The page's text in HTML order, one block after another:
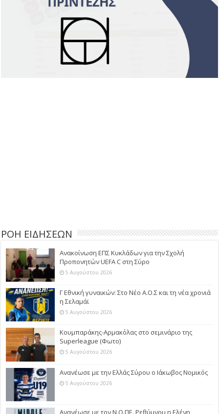
ΡΟΗ ΕΙΔΗΣΕΩΝ
Ανακοίνωση ΕΠΣ Κυκλάδων για την Σχολή
Προπονητών UEFA C στη Σύρο
5 Αυγούστου 2026
Γ Εθνική γυναικών: Στο Νέο Α.Ο.Σ και τη νέα χρονιά
η Σελαμάϊ
5 Αυγούστου 2026
Κουμπαράκης-Αρμακόλας στο σεμινάριο της
Superleague (Φωτο)
5 Αυγούστου 2026
Ανανέωσε με την Ελλάς Σύρου ο Ιάκωβος Νομικός
5 Αυγούστου 2026
Ανανέωσε με τον Ν.Ο.ΠΕ. Ρεθύμνου η Ελένη